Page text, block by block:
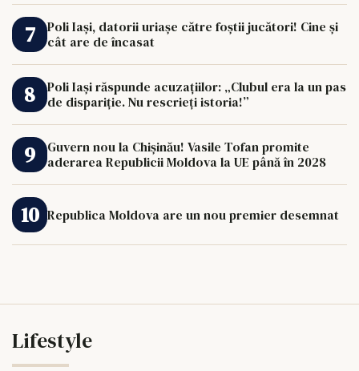
Poli Iași, datorii uriașe către foștii jucători! Cine și
cât are de încasat
Poli Iași răspunde acuzațiilor: „Clubul era la un pas
de dispariție. Nu rescrieți istoria!”
Guvern nou la Chișinău! Vasile Tofan promite
aderarea Republicii Moldova la UE până în 2028
Republica Moldova are un nou premier desemnat
Lifestyle